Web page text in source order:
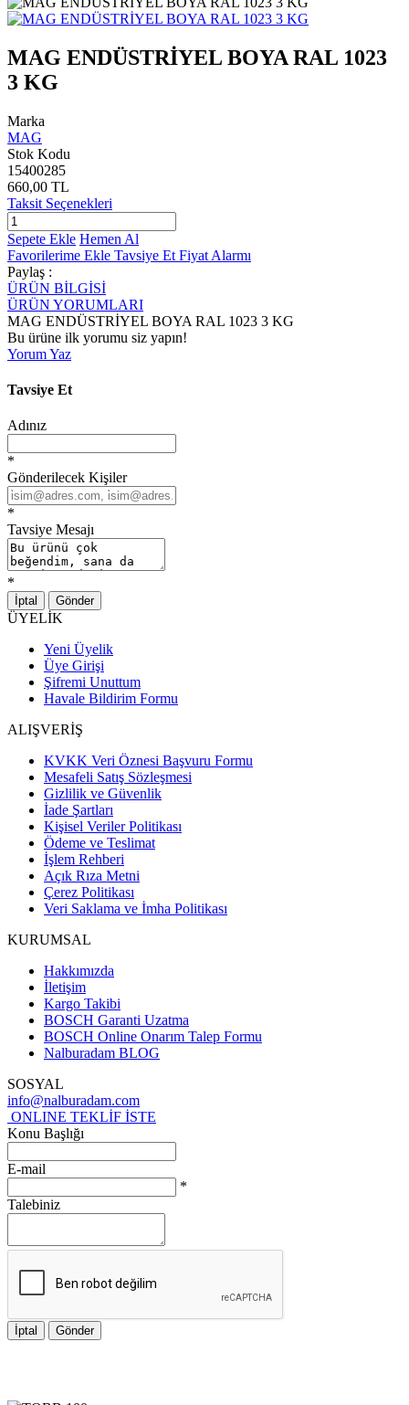
MAG ENDÜSTRİYEL BOYA RAL 1023
3 KG
Marka
MAG
Stok Kodu
15400285
660,00 TL
Taksit Seçenekleri
Sepete Ekle Hemen Al
Favorilerime Ekle Tavsiye Et Fiyat Alarmı
Paylaş :
ÜRÜN BİLGİSİ
ÜRÜN YORUMLARI
MAG ENDÜSTRİYEL BOYA RAL 1023 3 KG
Bu ürüne ilk yorumu siz yapın!
Yorum Yaz
Tavsiye Et
Adınız
*
Gönderilecek Kişiler
*
Tavsiye Mesajı
*
İptal Gönder
ÜYELİK
Yeni Üyelik
Üye Girişi
Şifremi Unuttum
Havale Bildirim Formu
ALIŞVERİŞ
KVKK Veri Öznesi Başvuru Formu
Mesafeli Satış Sözleşmesi
Gizlilik ve Güvenlik
İade Şartları
Kişisel Veriler Politikası
Ödeme ve Teslimat
İşlem Rehberi
Açık Rıza Metni
Çerez Politikası
Veri Saklama ve İmha Politikası
KURUMSAL
Hakkımızda
İletişim
Kargo Takibi
BOSCH Garanti Uzatma
BOSCH Online Onarım Talep Formu
Nalburadam BLOG
SOSYAL
info@nalburadam.com
ONLINE TEKLİF İSTE
Konu Başlığı
E-mail
*
Talebiniz
İptal Gönder